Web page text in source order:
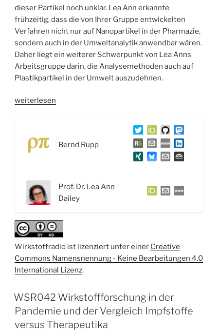
dieser Partikel noch unklar. Lea Ann erkannte
frühzeitig, dass die von Ihrer Gruppe entwickelten
Verfahren nicht nur auf Nanopartikel in der Pharmazie,
sondern auch in der Umweltanalytik anwendbar wären.
Daher liegt ein weiterer Schwerpunkt von Lea Anns
Arbeitsgruppe darin, die Analysemethoden auch auf
Plastikpartikel in der Umwelt auszudehnen.
„WSR068
Biopharmazie:
Arzneiformen
Interview
Prof.
Ann
Dailey“
weiterlesen
Bernd Rupp
Prof. Dr. Lea Ann
Dailey
Wirkstoffradio ist lizenziert unter einer Creative
Commons Namensnennung - Keine Bearbeitungen 4.0
International Lizenz.
WSR042 Wirkstoffforschung in der
Pandemie und der Vergleich Impfstoffe
versus Therapeutika